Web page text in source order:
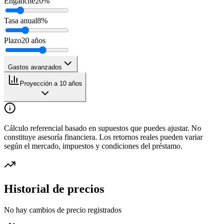
Tasa anual8%
Plazo20 años
Gastos avanzados
Proyección a 10 años
Cálculo referencial basado en supuestos que puedes ajustar. No
constituye asesoría financiera. Los retornos reales pueden variar
según el mercado, impuestos y condiciones del préstamo.
Historial de precios
No hay cambios de precio registrados